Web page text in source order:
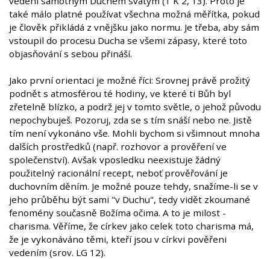
také málo platné používat všechna možná měřítka, pokud
je člověk přikládá z vnějšku jako normu. Je třeba, aby sám
vstoupil do procesu Ducha se všemi zápasy, které toto
objasňování s sebou přináší.
Jako první orientaci je možné říci: Srovnej právě prožitý
podnět s atmosférou té hodiny, ve které ti Bůh byl
zřetelně blízko, a podrž jej v tomto světle, o jehož původu
nepochybuješ. Pozoruj, zda se s tím snáší nebo ne. Jistě
tím není vykonáno vše. Mohli bychom si všimnout mnoha
dalších prostředků (např. rozhovor a prověření ve
společenství). Avšak vposledku neexistuje žádný
použitelný racionální recept, neboť prověřování je
duchovním děním. Je možné pouze tehdy, snažíme-li se v
jeho průběhu být sami "v Duchu", tedy vidět zkoumané
fenomény současně Božíma očima. A to je milost -
charisma. Věříme, že církev jako celek toto charisma má,
že je vykonáváno těmi, kteří jsou v církvi pověřeni
vedením (srov. LG 12).